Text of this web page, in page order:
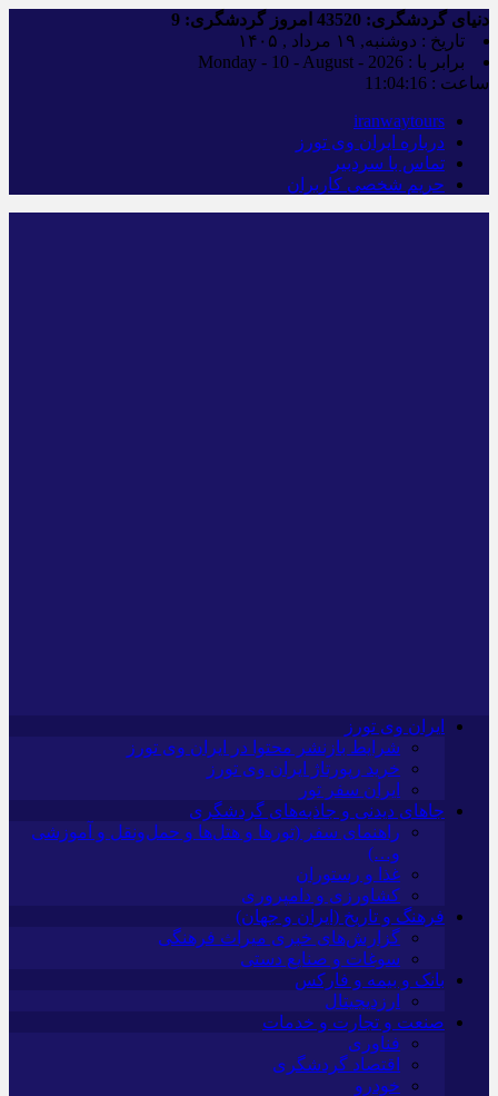
دنیای گردشگری: امروز گردشگری:
تاریخ : دوشنبه, ۱۹ مرداد , ۱۴۰۵
برابر با : Monday - 10 - August - 2026
ساعت : 11:04:17
iranwaytours
درباره ایران وی تورز
تماس با سردبیر
حریم شخصی کاربران
ایران وی تورز
شرایط بازنشر محتوا در ایران وی تورز
خرید رپورتاژ ایران وی تورز
ایران سفر تور
جاهای دیدنی و جاذبه‌های گردشگری
راهنمای سفر (تورها و هتل‌ها و حمل‌و‌نقل و آموزشی
و…)
غذا و رستوران
کشاورزی و دامپروری
فرهنگ و تاریخ (ایران و جهان)
گزارش‌های خبری میراث فرهنگی
سوغات و صنایع دستی
بانک و بیمه و فارکس
ارزدیجیتال
صنعت و تجارت و خدمات
فناوری
اقتصاد گردشگری
خودرو